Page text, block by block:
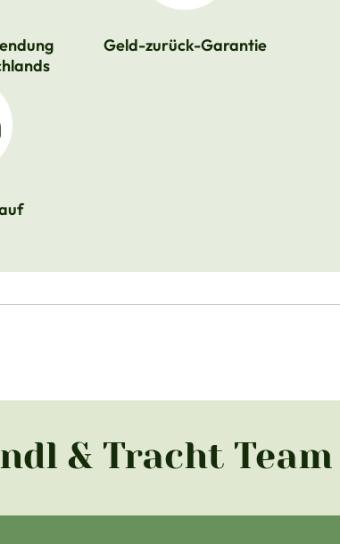
Geld-zurück-Garantie
& Tracht Team